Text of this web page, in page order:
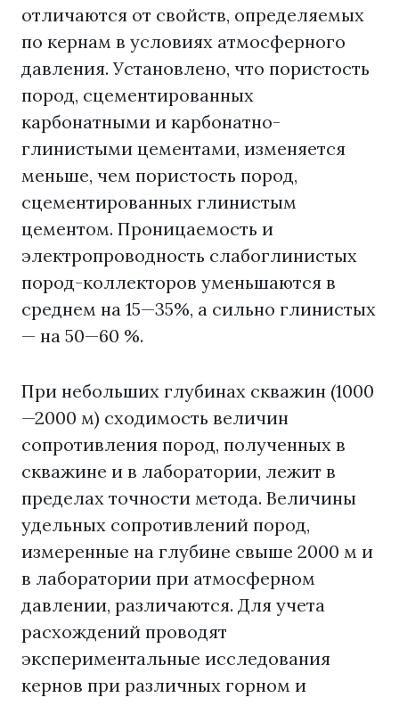
отличаются от свойств, определяемых
по кернам в условиях атмосферного
давления. Установлено, что пористость
пород, сцементированных
карбонатными и карбонатно-
глинистыми цементами, изменяется
меньше, чем пористость пород,
сцементированных глинистым
цементом. Проницаемость и
электропроводность слабоглинистых
пород-коллекторов уменьшаются в
среднем на 15—35%, а сильно глинистых
— на 50—60 %.
При небольших глубинах скважин (1000
—2000 м) сходимость величин
сопротивления пород, полученных в
скважине и в лаборатории, лежит в
пределах точности метода. Величины
удельных сопротивлений пород,
измеренные на глубине свыше 2000 м и
в лаборатории при атмосферном
давлении, различаются. Для учета
расхождений проводят
экспериментальные исследования
кернов при различных горном и